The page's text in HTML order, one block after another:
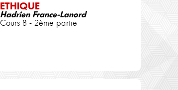
ETHIQUE
Hadrien France-Lanord
Cours 8 - 2ème partie